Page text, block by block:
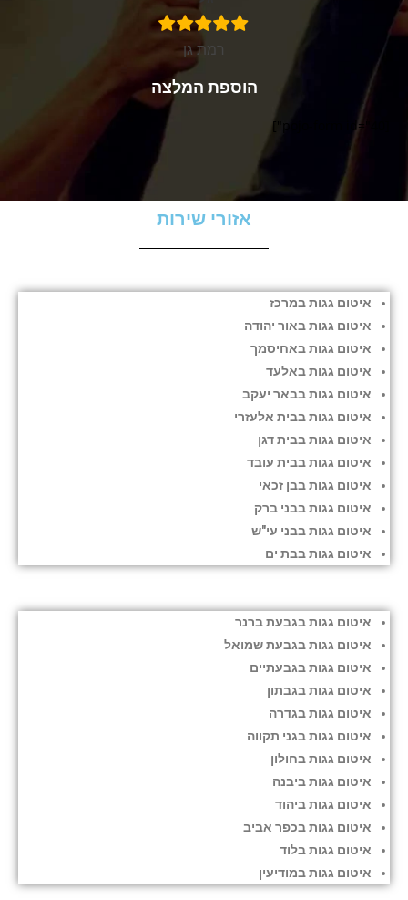
רמת גן
הוספת המלצה
אזורי שירות
איטום גגות במרכז
איטום גגות באור יהודה
איטום גגות באחיסמך
איטום גגות באלעד
איטום גגות בבאר יעקב
איטום גגות בבית אלעזרי
איטום גגות בבית דגן
איטום גגות בבית עובד
איטום גגות בבן זכאי
איטום גגות בבני ברק
איטום גגות בבני עי"ש
איטום גגות בבת ים
איטום גגות בגבעת ברנר
איטום גגות בגבעת שמואל
איטום גגות בגבעתיים
איטום גגות בגבתון
איטום גגות בגדרה
איטום גגות בגני תקווה
איטום גגות בחולון
איטום גגות ביבנה
איטום גגות ביהוד
איטום גגות בכפר אביב
איטום גגות בלוד
איטום גגות במודיעין